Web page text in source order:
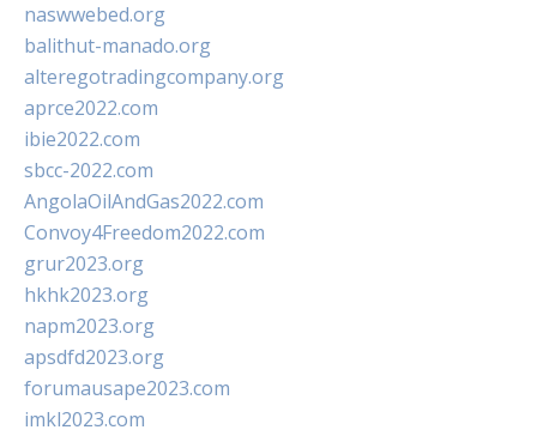
naswwebed.org
balithut-manado.org
alteregotradingcompany.org
aprce2022.com
ibie2022.com
sbcc-2022.com
AngolaOilAndGas2022.com
Convoy4Freedom2022.com
grur2023.org
hkhk2023.org
napm2023.org
apsdfd2023.org
forumausape2023.com
imkl2023.com